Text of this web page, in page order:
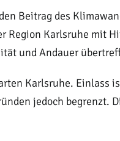
Beitrag des
Region Karlsruhe mit
und Andauer
Karlsruhe. Einlass
jedoch begrenzt.